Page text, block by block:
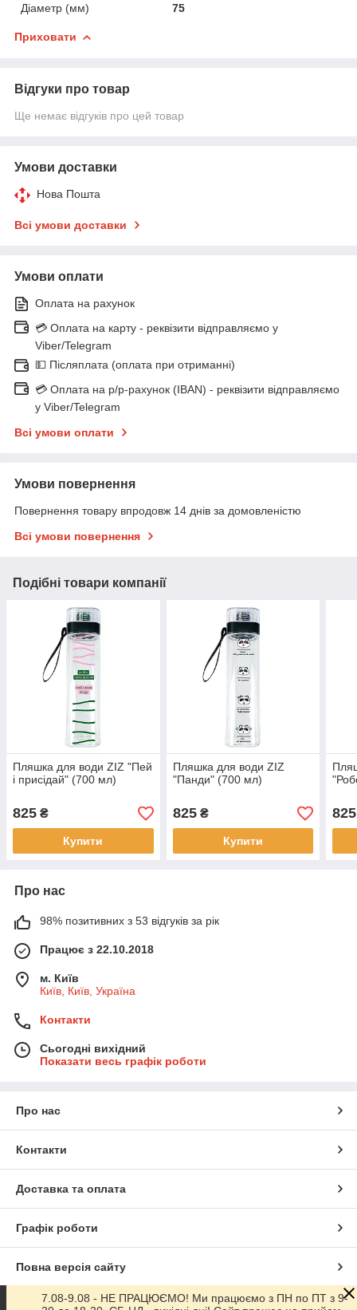
Діаметр (мм)
75
Приховати
Відгуки про товар
Ще немає відгуків про цей товар
Умови доставки
Нова Пошта
Всі умови доставки
Умови оплати
Оплата на рахунок
💳 Оплата на карту - реквізити відправляємо у
Viber/Telegram
💵 Післяплата (оплата при отриманні)
💳 Оплата на р/р-рахунок (IBAN) - реквізити відправляємо
у Viber/Telegram
Всі умови оплати
Умови повернення
Повернення товару впродовж 14 днів за домовленістю
Всі умови повернення
Подібні товари компанії
Пляшка для води ZIZ "Пей
і присідай" (700 мл)
825 ₴
Купити
Пляшка для води ZIZ
"Панди" (700 мл)
825₴
Купити
825
Про нас
98% позитивних з 53 відгуків за рік
Працює з 22.10.2018
м. Київ
Київ, Київ, Україна
Контакти
Сьогодні вихідний
Показати весь графік роботи
Про нас
Контакти
Доставка та оплата
Графік роботи
Повна версія сайту
Сайт створено на маркетплейсіProm.ua
7.08-9.08 - НЕ ПРАЦЮЄМО! Ми працюємо з ПН по ПТ з 9-